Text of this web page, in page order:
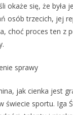
okaże się, że była
osób trzecich, jej
choć proces ten z
sprawy
jak cienka jest
świecie sportu. Iga